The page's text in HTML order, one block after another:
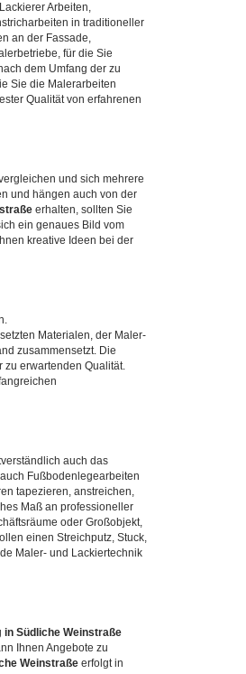
Arbeiten,
in traditioneller
an der Fassade,
für die Sie
dem Umfang der zu
Sie die Malerarbeiten
Qualität von erfahrenen
und sich mehrere
und hängen auch von der
erhalten, sollten Sie
ein genaues Bild vom
kreative Ideen bei der
Materialen, der Maler-
zusammensetzt. Die
zu erwartenden Qualität.
auch das
Fußbodenlegearbeiten
tapezieren, anstreichen,
Maß an professioneller
oder Großobjekt,
einen Streichputz, Stuck,
Maler- und Lackiertechnik
in Südliche Weinstraße
Ihnen Angebote zu
Weinstraße erfolgt in